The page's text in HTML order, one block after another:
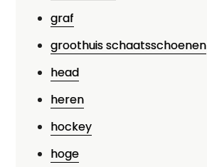
graf
groothuis schaatsschoenen
head
heren
hockey
hoge